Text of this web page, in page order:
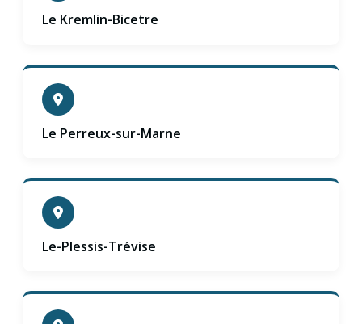
Le Kremlin-Bicetre
Le Perreux-sur-Marne
Le-Plessis-Trévise